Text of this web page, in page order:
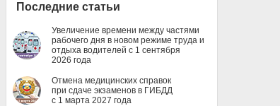
Последние статьи
Увеличение времени между частями
рабочего дня в новом режиме труда и
отдыха водителей с 1 сентября
2026 года
Отмена медицинских справок
при сдаче экзаменов в ГИБДД
с 1 марта 2027 года